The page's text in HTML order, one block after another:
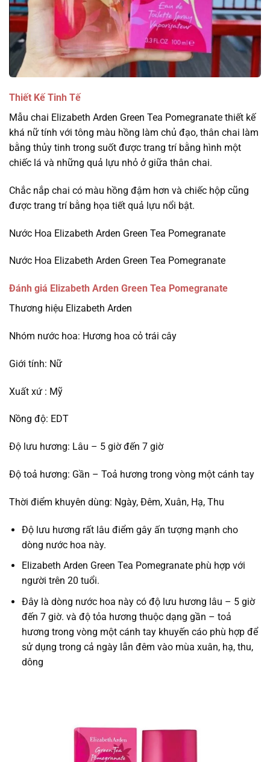
Thiết Kế Tinh Tế
Mẫu chai Elizabeth Arden Green Tea Pomegranate thiết kế
khá nữ tính với tông màu hồng làm chủ đạo, thân chai làm
bằng thủy tinh trong suốt được trang trí bằng hình một
chiếc lá và những quả lựu nhỏ ở giữa thân chai.
Chắc nắp chai có màu hồng đậm hơn và chiếc hộp cũng
được trang trí bằng họa tiết quả lựu nổi bật.
Nước Hoa Elizabeth Arden Green Tea Pomegranate
Nước Hoa Elizabeth Arden Green Tea Pomegranate
Đánh giá Elizabeth Arden Green Tea Pomegranate
Thương hiệu Elizabeth Arden
Nhóm nước hoa: Hương hoa cỏ trái cây
Giới tính: Nữ
Xuất xứ : Mỹ
Nồng độ: EDT
Độ lưu hương: Lâu – 5 giờ đến 7 giờ
Độ toả hương: Gần – Toả hương trong vòng một cánh tay
Thời điểm khuyên dùng: Ngày, Đêm, Xuân, Hạ, Thu
Độ lưu hương rất lâu điểm gây ấn tượng mạnh cho
dòng nước hoa này.
Elizabeth Arden Green Tea Pomegranate phù hợp với
người trên 20 tuổi.
Đây là dòng nước hoa này có độ lưu hương lâu – 5 giờ
đến 7 giờ. và độ tỏa hương thuộc dạng gần – toả
hương trong vòng một cánh tay khuyến cáo phù hợp để
sử dụng trong cả ngày lẫn đêm vào mùa xuân, hạ, thu,
dông